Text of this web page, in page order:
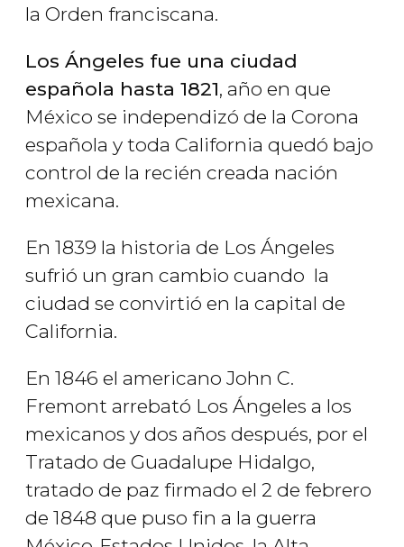
la Orden franciscana.
Los Ángeles fue una ciudad
española hasta 1821, año en que
México se independizó de la Corona
española y toda California quedó bajo
control de la recién creada nación
mexicana.
En 1839 la historia de Los Ángeles
sufrió un gran cambio cuando la
ciudad se convirtió en la capital de
California.
En 1846 el americano John C.
Fremont arrebató Los Ángeles a los
mexicanos y dos años después, por el
Tratado de Guadalupe Hidalgo,
tratado de paz firmado el 2 de febrero
de 1848 que puso fin a la guerra